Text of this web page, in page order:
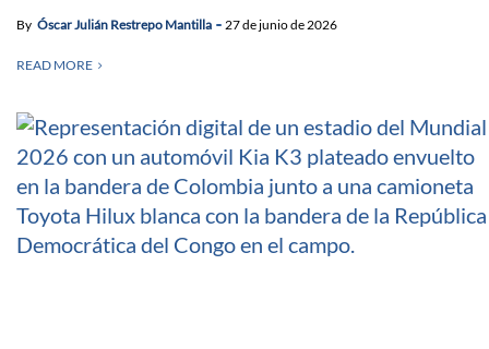
By Óscar Julián Restrepo Mantilla 27 de junio de 2026
READ MORE